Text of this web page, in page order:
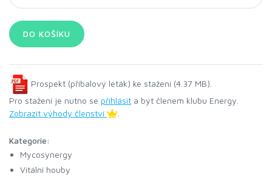
Prospekt (příbalový leták) ke stažení (4.37 MB).
Pro stažení je nutno se přihlásit a být členem klubu Energy.
Zobrazit výhody členství
Kategorie:
Mycosynergy
Vitální houby